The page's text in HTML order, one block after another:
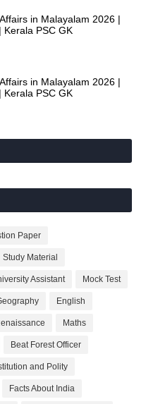
in Malayalam 2026 |
Kerala PSC GK
in Malayalam 2026 |
Kerala PSC GK
Paper
Study Material
Assistant Mock Test
English
Maths
Beat Forest Officer
and Polity
Facts About India